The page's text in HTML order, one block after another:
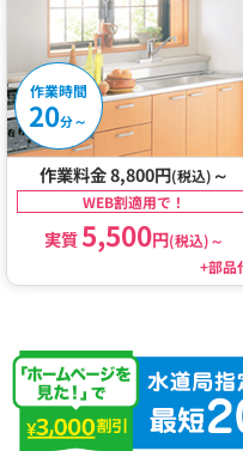
作業時間
20分～
作業料金 8,800円(税込) ～
WEB割適用で！
実質5,500円(税込)～
+部品